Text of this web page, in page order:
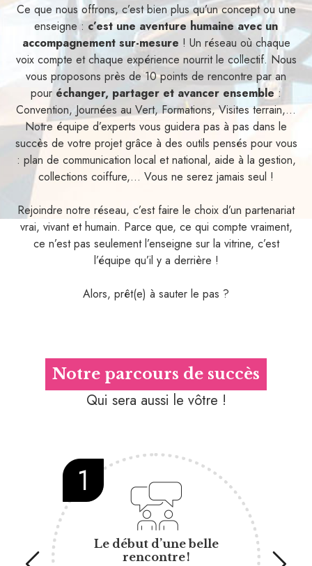
Ce que nous offrons, c’est bien plus qu’un concept ou une
enseigne : c’est une aventure humaine avec un
accompagnement sur-mesure ! Un réseau où chaque
voix compte et chaque expérience nourrit le collectif. Nous
vous proposons près de 10 points de rencontre par an
pour échanger, partager et avancer ensemble:
Convention, Journées au Vert, Formations, Visites terrain,...
Notre équipe d’experts vous guidera pas à pas dans le
succès de votre projet grâce à des outils pensés pour vous
: plan de communication local et national, aide à la gestion,
collections coiffure,... Vous ne serez jamais seul !
Rejoindre notre réseau, c’est faire le choix d’un partenariat
vrai, vivant et humain. Parce que, ce qui compte vraiment,
ce n’est pas seulement l’enseigne sur la vitrine, c’est
l’équipe qu’il y a derrière !
Alors, prêt(e) à sauter le pas ?
Notre parcours de succès
Qui sera aussi le vôtre !
1
Le début d’une belle
rencontre !